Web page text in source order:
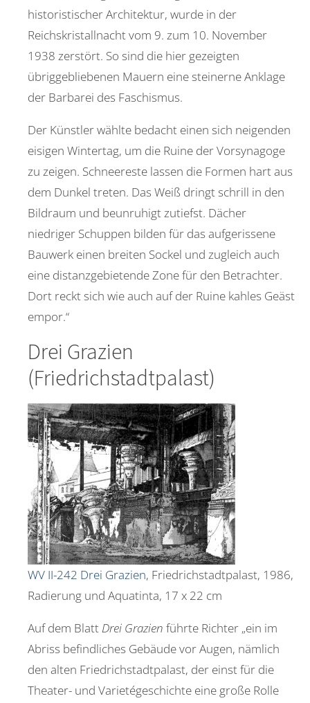
historistischer Architektur, wurde in der
Reichskristallnacht vom 9. zum 10. November
1938 zerstört. So sind die hier gezeigten
übriggebliebenen Mauern eine steinerne Anklage
der Barbarei des Faschismus.
Der Künstler wählte bedacht einen sich neigenden
eisigen Wintertag, um die Ruine der Vorsynagoge
zu zeigen. Schneereste lassen die Formen hart aus
dem Dunkel treten. Das Weiß dringt schrill in den
Bildraum und beunruhigt zutiefst. Dächer
niedriger Schuppen bilden für das aufgerissene
Bauwerk einen breiten Sockel und zugleich auch
eine distanzgebietende Zone für den Betrachter.
Dort reckt sich wie auch auf der Ruine kahles Geäst
empor.“
Drei Grazien
(Friedrichstadtpalast)
WV II-242 Drei Grazien, Friedrichstadtpalast, 1986,
Radierung und Aquatinta, 17 x 22 cm
Auf dem Blatt Drei Grazien führte Richter „ein im
Abriss befindliches Gebäude vor Augen, nämlich
den alten Friedrichstadtpalast, der einst für die
Theater- und Varietégeschichte eine große Rolle